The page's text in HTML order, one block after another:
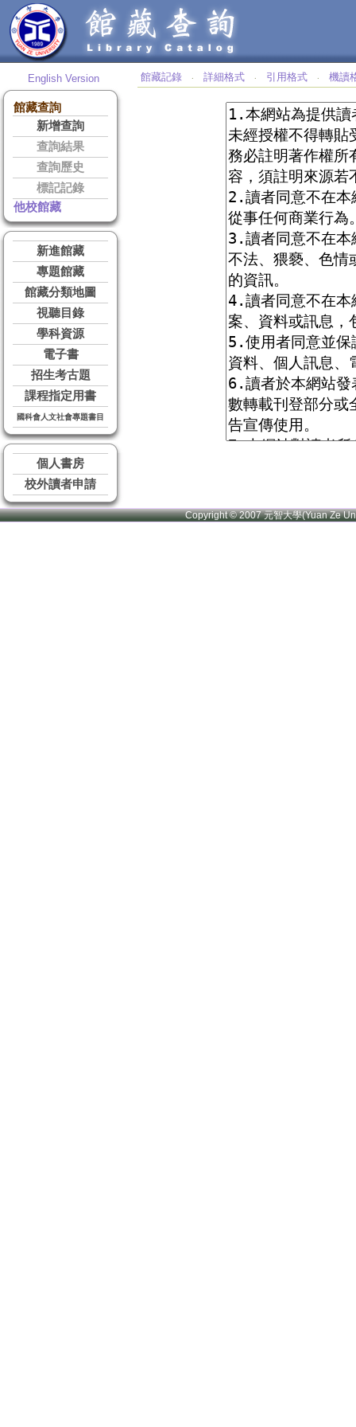
English Version
館藏查詢
新增查詢
查詢結果
查詢歷史
標記記錄
他校館藏
新進館藏
專題館藏
館藏分類地圖
視聽目錄
學科資源
電子書
招生考古題
課程指定用書
國科會人文社會專題書目
個人書房
校外讀者申請
館藏記錄 ‧ 詳細格式 ‧ 引用格式 ‧ 機讀
Copyright © 2007 元智大學(Yuan Ze